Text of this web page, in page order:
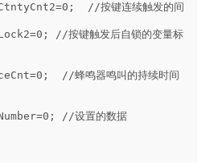
//按键连续触发的间
//按键触发后自锁的变量标
//蜂鸣器鸣叫的持续时间
//设置的数据